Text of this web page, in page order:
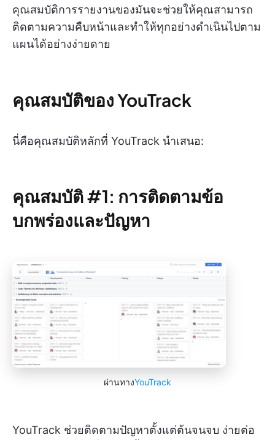
คุณสมบัติการรายงานของมันจะช่วยให้คุณสามารถ
ติดตามความคืบหน้าและทำให้ทุกอย่างดำเนินไปตาม
แผนได้อย่างง่ายดาย
คุณสมบัติของ YouTrack
นี่คือคุณสมบัติหลักที่ YouTrack นำเสนอ:
คุณสมบัติ #1: การติดตามข้อ
บกพร่องและปัญหา
ผ่านทางYouTrack
YouTrack ช่วยติดตามปัญหาตั้งแต่ต้นจนจบ ง่ายต่อ